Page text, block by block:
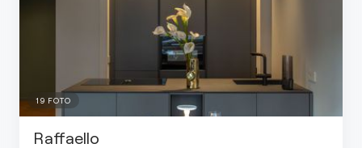
19 FOTO
Raffaello